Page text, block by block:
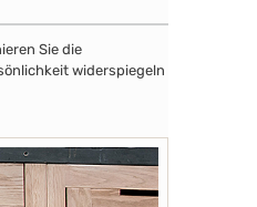
Sie die
widerspiegeln